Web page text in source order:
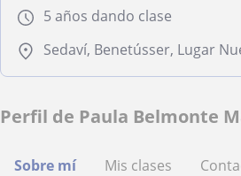
5 años dando clase
Perfil de Paula Belmonte
Sobre mí Mis clases